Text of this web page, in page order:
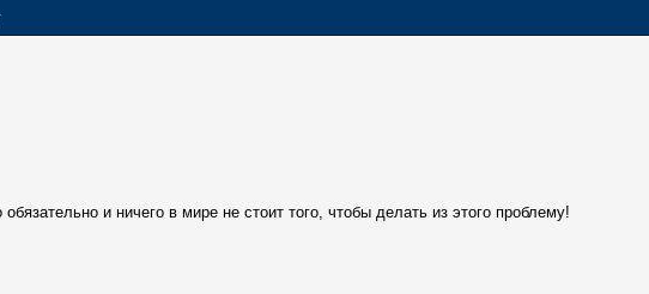
и ничего в мире не стоит того, чтобы делать из этого проблему!